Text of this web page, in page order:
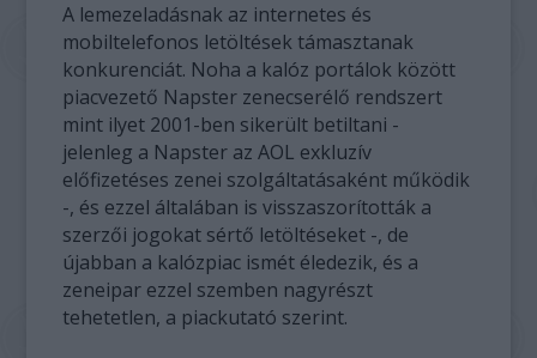
A lemezeladásnak az internetes és
mobiltelefonos letöltések támasztanak
konkurenciát. Noha a kalóz portálok között
piacvezető Napster zenecserélő rendszert
mint ilyet 2001-ben sikerült betiltani -
jelenleg a Napster az AOL exkluzív
előfizetéses zenei szolgáltatásaként működik
-, és ezzel általában is visszaszorították a
szerzői jogokat sértő letöltéseket -, de
újabban a kalózpiac ismét éledezik, és a
zeneipar ezzel szemben nagyrészt
tehetetlen, a piackutató szerint.